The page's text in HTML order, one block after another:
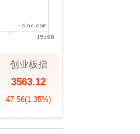
创业板指
3563.12
47.56(1.35%)